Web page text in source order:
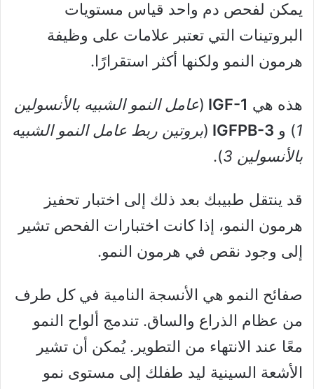
يمكن لفحص دم واحد قياس مستويات
البروتينات التي تعتبر علامات على وظيفة
هرمون النمو ولكنها أكثر استقرارًا.
هذه هي IGF-1
(عامل النمو الشبيه بالأنسولين
1) و IGFPB-3
(بروتين ربط عامل النمو الشبيه
بالأنسولين 3
).
قد ينتقل طبيبك بعد ذلك إلى اختبار تحفيز
هرمون النمو، إذا كانت اختبارات الفحص تشير
إلى وجود نقص في هرمون النمو.
صفائح النمو هي الأنسجة النامية في كل طرف
من عظام الذراع والساق. تندمج ألواح النمو
معًا عند الانتهاء من التطوير. يُمكن أن تشير
الأشعة السينية ليد طفلك إلى مستوى نمو